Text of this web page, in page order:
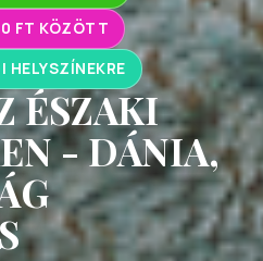
FT KÖZÖTT
HELYSZÍNEKRE
ÉSZAKI
- DÁNIA,